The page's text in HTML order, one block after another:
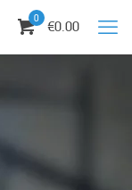
0 €0.00